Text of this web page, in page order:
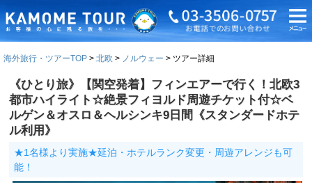
海外旅行・ツアーTOP 北欧 ノルウェー ツアー詳細
《ひとり旅》【関空発着】フィンエアーで行く！北欧3
都市ハイライト☆絶景フィヨルド周遊チケット付☆ベ
ルゲン＆オスロ＆ヘルシンキ9日間《スタンダードホテ
ル利用》
★1名様より実施★延泊・ホテルランク変更・周遊アレンジも可
能！